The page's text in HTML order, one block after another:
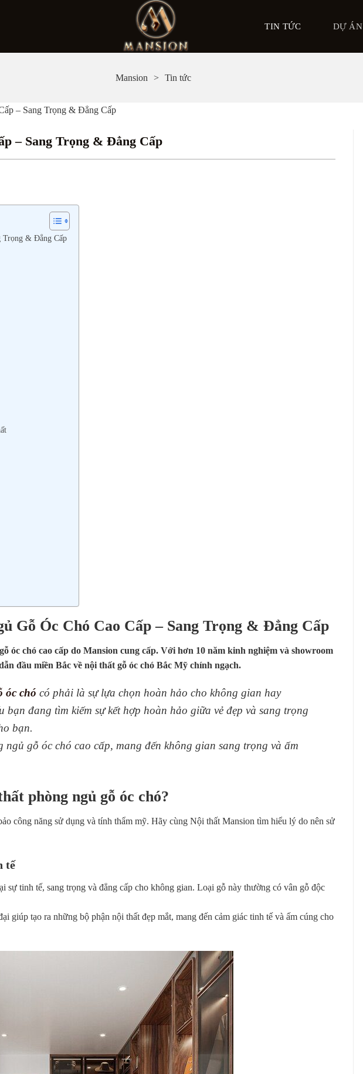
TIN TỨC DỰ ÁN
Mansion Tin tức
– Sang Trọng & Đẳng Cấp
– Sang Trọng & Đẳng Cấp
Trọng & Đẳng Cấp
Gỗ Óc Chó Cao Cấp – Sang Trọng & Đẳng Cấp
óc chó cao cấp do Mansion cung cấp. Với hơn 10 năm kinh nghiệm và showroom
đầu miền Bắc về nội thất gỗ óc chó Bắc Mỹ chính ngạch.
óc chó có phải là sự lựa chọn hoàn hảo cho không gian hay
đang tìm kiếm sự kết hợp hoàn hảo giữa vẻ đẹp và sang trọng
bạn.
gỗ óc chó cao cấp, mang đến không gian sang trọng và ấm
phòng ngủ gỗ óc chó?
công năng sử dụng và tính thẩm mỹ. Hãy cùng Nội thất Mansion tìm hiểu lý do nên sử
tế
sự tinh tế, sang trọng và đẳng cấp cho không gian. Loại gỗ này thường có vân gỗ độc
giúp tạo ra những bộ phận nội thất đẹp mắt, mang đến cảm giác tinh tế và ấm cúng cho